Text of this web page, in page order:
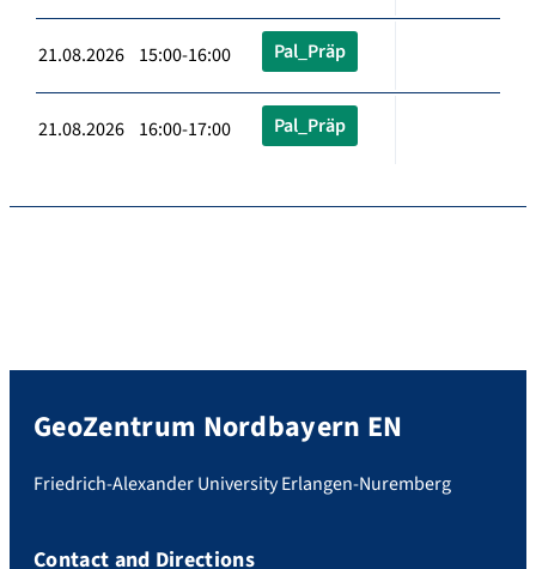
21.08.2026 15:00-16:00 Pal_Präp
21.08.2026 16:00-17:00 Pal_Präp
GeoZentrum Nordbayern EN
Friedrich-Alexander University Erlangen-Nuremberg
Contact and Directions